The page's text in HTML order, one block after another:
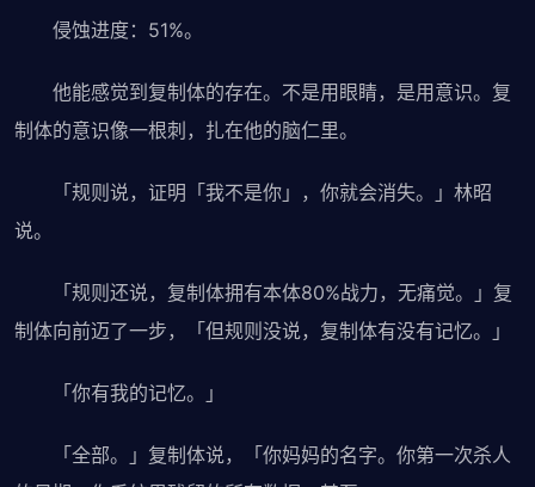
侵蚀进度：51%。
他能感觉到复制体的存在。不是用眼睛，是用意识。复
制体的意识像一根刺，扎在他的脑仁里。
「规则说，证明「我不是你」，你就会消失。」林昭
说。
「规则还说，复制体拥有本体80%战力，无痛觉。」复
制体向前迈了一步，「但规则没说，复制体有没有记忆。」
「你有我的记忆。」
「全部。」复制体说，「你妈妈的名字。你第一次杀人